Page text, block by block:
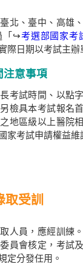
北、臺中、高雄
「↪考選部國家考
際日期以考試主辦
注意事項
考試時間、以點
檢具本考試報名
地區級以上醫院
家考試申請權益維
受訓
人員，應經訓練
員會核定，考試
定分發任用。